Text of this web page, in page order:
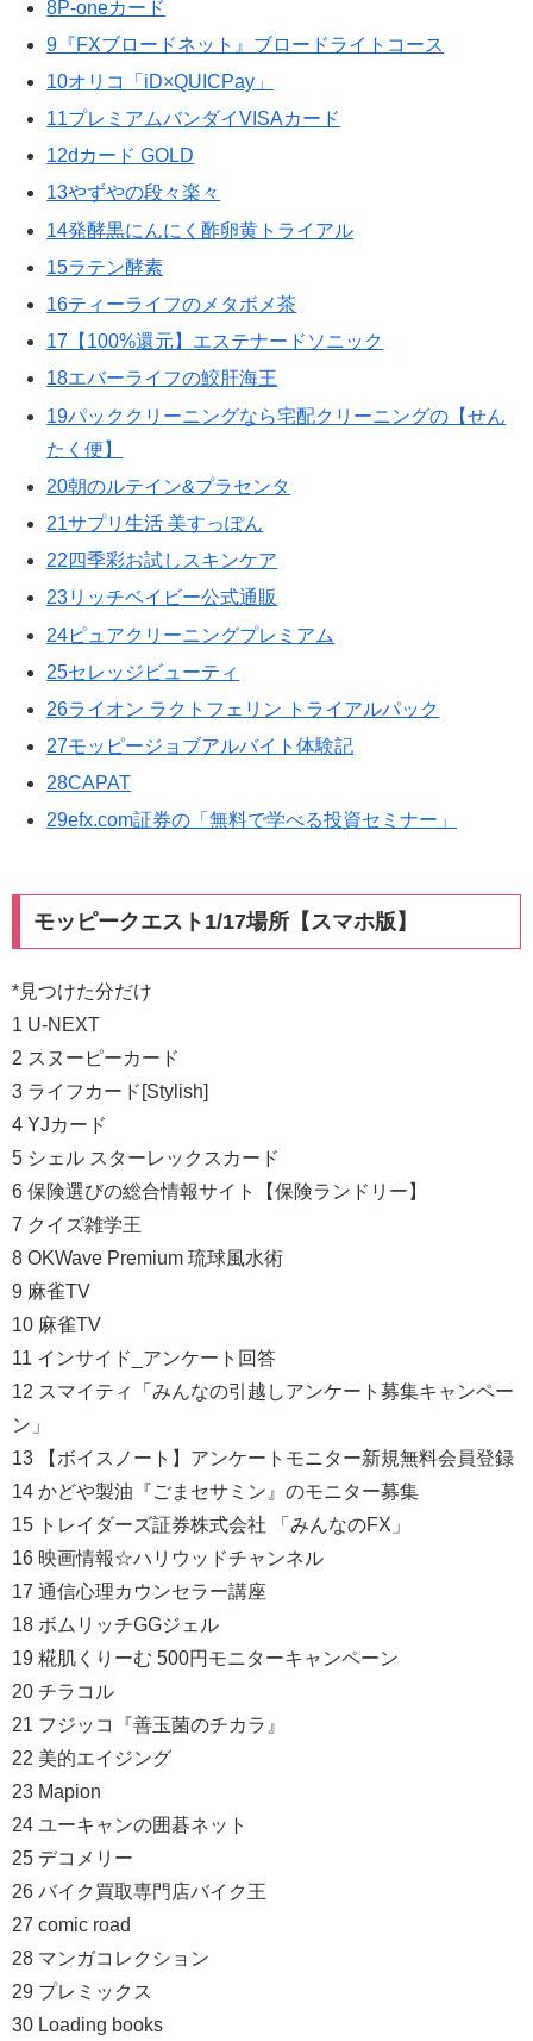
8P-oneカード
9『FXブロードネット』ブロードライトコース
10オリコ「iD×QUICPay」
11プレミアムバンダイVISAカード
12dカード GOLD
13やずやの段々楽々
14発酵黒にんにく酢卵黄トライアル
15ラテン酵素
16ティーライフのメタボメ茶
17【100%還元】エステナードソニック
18エバーライフの鮫肝海王
19パッククリーニングなら宅配クリーニングの【せん
たく便】
20朝のルテイン&プラセンタ
21サプリ生活 美すっぽん
22四季彩お試しスキンケア
23リッチベイビー公式通販
24ピュアクリーニングプレミアム
25セレッジビューティ
26ライオン ラクトフェリン トライアルパック
27モッピージョブアルバイト体験記
28CAPAT
29efx.com証券の「無料で学べる投資セミナー」
モッピークエスト1/17場所【スマホ版】
*見つけた分だけ
1 U-NEXT
2 スヌーピーカード
3 ライフカード[Stylish]
4 YJカード
5 シェル スターレックスカード
6 保険選びの総合情報サイト【保険ランドリー】
7 クイズ雑学王
8 OKWave Premium 琉球風水術
9 麻雀TV
10 麻雀TV
11 インサイド_アンケート回答
12 スマイティ「みんなの引越しアンケート募集キャンペー
ン」
13 【ボイスノート】アンケートモニター新規無料会員登録
14 かどや製油『ごまセサミン』のモニター募集
15 トレイダーズ証券株式会社 「みんなのFX」
16 映画情報☆ハリウッドチャンネル
17 通信心理カウンセラー講座
18 ボムリッチGGジェル
19 糀肌くりーむ 500円モニターキャンペーン
20 チラコル
21 フジッコ『善玉菌のチカラ』
22 美的エイジング
23 Mapion
24 ユーキャンの囲碁ネット
25 デコメリー
26 バイク買取専門店バイク王
27 comic road
28 マンガコレクション
29 プレミックス
30 Loading books